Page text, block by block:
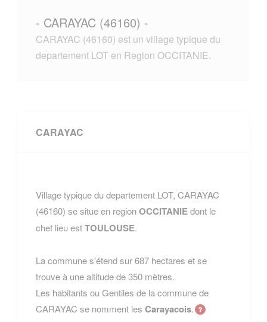
- CARAYAC (46160) -
CARAYAC (46160) est un village typique du
departement LOT en Region OCCITANIE.
CARAYAC
Village typique du departement LOT, CARAYAC
(46160) se situe en regionOCCITANIEdont le
chef lieu estTOULOUSE.
La commune s'étend sur 687 hectares et se
trouve à une altitude de 350 mètres.
Les habitants ou Gentiles de la commune de
CARAYAC se nomment les Carayacois.